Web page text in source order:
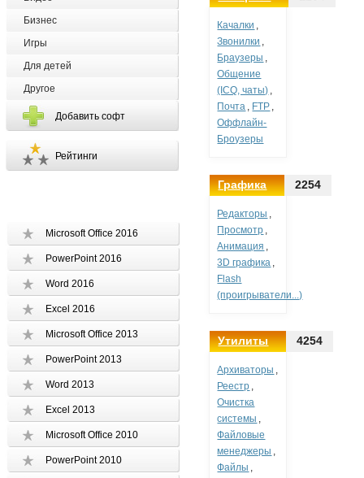
Бизнес
Игры
Для детей
Другое
Добавить софт
Рейтинги
Microsoft Office 2016
PowerPoint 2016
Word 2016
Excel 2016
Microsoft Office 2013
PowerPoint 2013
Word 2013
Excel 2013
Microsoft Office 2010
PowerPoint 2010
Качалки ,
Звонилки ,
Браузеры ,
Общение
(ICQ, чаты) ,
Почта , FTP ,
Оффлайн-
Броузеры
Графика 2254
Редакторы ,
Просмотр ,
Анимация ,
3D графика ,
Flash
(проигрыватели...)
Утилиты 4254
Архиваторы ,
Реестр ,
Очистка
системы ,
Файловые
менеджеры ,
Файлы ,